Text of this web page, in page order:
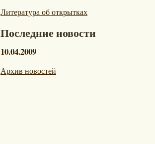
Литература об открытках
Последние новости
10.04.2009
Архив новостей